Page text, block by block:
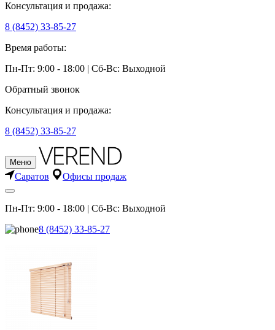
Консультация и продажа:
8 (8452) 33-85-27
Время работы:
Пн-Пт: 9:00 - 18:00 | Сб-Вс: Выходной
Обратный звонок
Консультация и продажа:
8 (8452) 33-85-27
Меню
Саратов Офисы продаж
Пн-Пт: 9:00 - 18:00 | Сб-Вс: Выходной
8 (8452) 33-85-27